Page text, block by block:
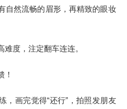
自然流畅的眉形，再精致的眼妆
度，注定翻车连连。
！
，画完觉得“还行”，拍照发朋友